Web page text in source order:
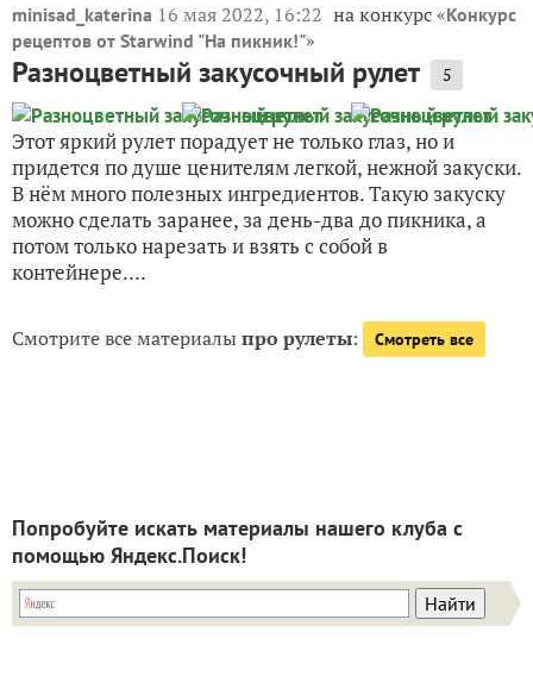
minisad_katerina 16 мая 2022, 16:22 на конкурс «Конкурс
рецептов от Starwind "На пикник!"»
Разноцветный закусочный рулет 5
Этот яркий рулет порадует не только глаз, но и
придется по душе ценителям легкой, нежной закуски.
В нём много полезных ингредиентов. Такую закуску
можно сделать заранее, за день-два до пикника, а
потом только нарезать и взять с собой в
контейнере....
Смотрите все материалыпро рулеты: Смотреть все
Попробуйте искать материалы нашего клуба с
помощью Яндекс.Поиск!